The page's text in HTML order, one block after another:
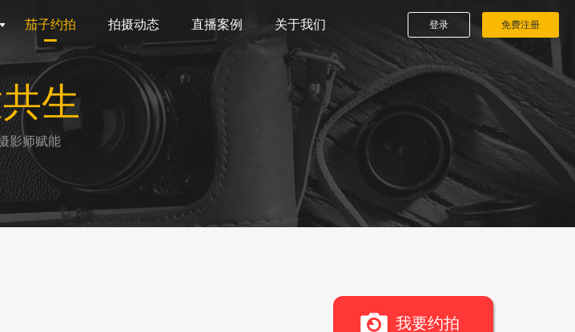
茄子约拍 拍摄动态 直播案例 关于我们 登录 免费注册
生
影师赋能
我要约拍